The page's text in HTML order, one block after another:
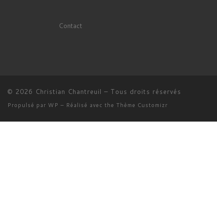
Contact
© 2026 Christian Chantreuil – Tous droits réservés
Propulsé par WP – Réalisé avec the Thème Customizr